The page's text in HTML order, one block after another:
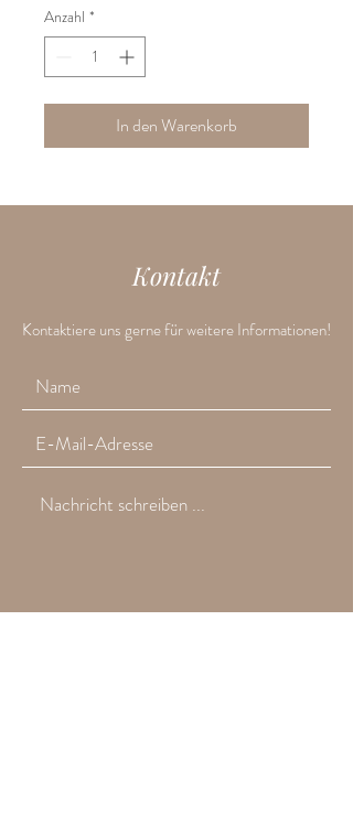
Anzahl *
In den Warenkorb
Kontakt
Kontaktiere uns gerne für weitere Informationen!